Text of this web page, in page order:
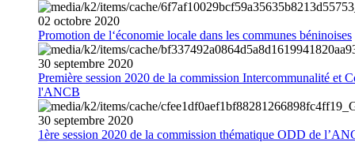
02 octobre 2020
Promotion de l‘économie locale dans les communes béninoises
30 septembre 2020
Première session 2020 de la commission Intercommunalité et
l'ANCB
30 septembre 2020
1ère session 2020 de la commission thématique ODD de